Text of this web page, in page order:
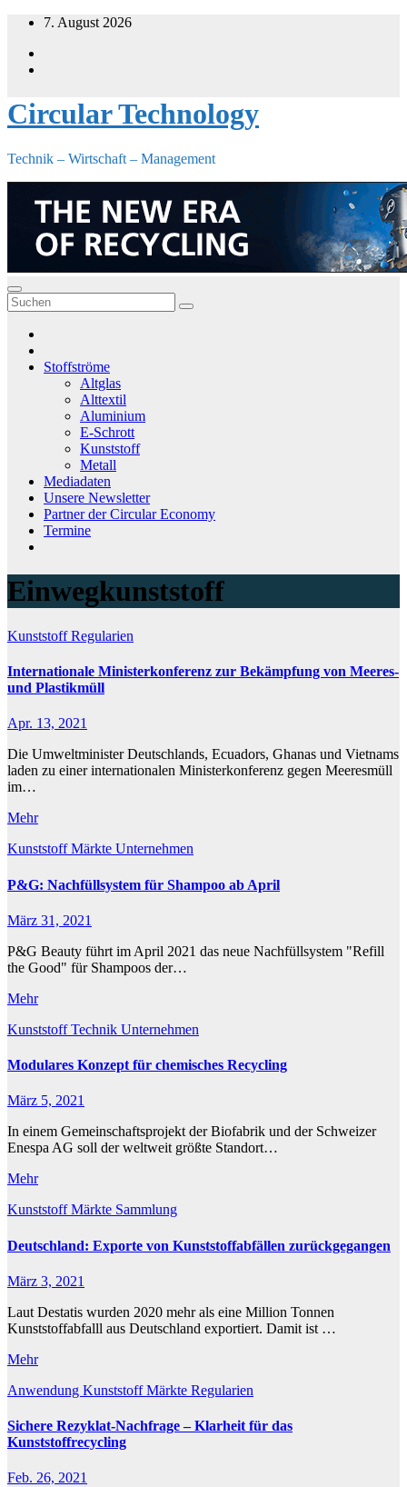
Zum
springen
7. August 2026
Circular Technology
Technik – Wirtschaft – Management
Stoffströme
Altglas
Alttextil
Aluminium
E-Schrott
Kunststoff
Metall
Mediadaten
Unsere Newsletter
Partner der Circular Economy
Termine
Einwegkunststoff
KunststoffRegularien
Internationale Ministerkonferenz zur Bekämpfung von Meeres-
und Plastikmüll
Apr. 13, 2021
Die Umweltminister Deutschlands, Ecuadors, Ghanas und Vietnams
laden zu einer internationalen Ministerkonferenz gegen Meeresmüll
im…
Mehr
KunststoffMärkte Unternehmen
P&G: Nachfüllsystem für Shampoo ab April
März 31, 2021
P&G Beauty führt im April 2021 das neue Nachfüllsystem "Refill
the Good" für Shampoos der…
Mehr
KunststoffTechnik Unternehmen
Modulares Konzept für chemisches Recycling
März 5, 2021
In einem Gemeinschaftsprojekt der Biofabrik und der Schweizer
Enespa AG soll der weltweit größte Standort…
Mehr
KunststoffMärkte Sammlung
Deutschland: Exporte von Kunststoffabfällen zurückgegangen
März 3, 2021
Laut Destatis wurden 2020 mehr als eine Million Tonnen
Kunststoffabfalll aus Deutschland exportiert. Damit ist …
Mehr
Anwendung KunststoffMärkte Regularien
Sichere Rezyklat-Nachfrage – Klarheit für das
Kunststoffrecycling
Feb. 26, 2021